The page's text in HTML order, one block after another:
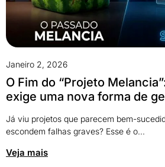
Janeiro 2, 2026
O Fim do “Projeto
exige uma nova forma de
Já viu projetos que parecem bem-
escondem falhas graves? Esse é o...
Veja mais